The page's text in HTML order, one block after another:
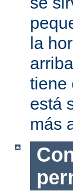
la
tiene
está
más